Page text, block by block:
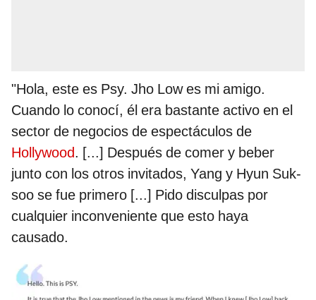
"Hola, este es Psy. Jho Low es mi amigo.
Cuando lo conocí, él era bastante activo en el
sector de negocios de espectáculos de
Hollywood. [...] Después de comer y beber
junto con los otros invitados, Yang y Hyun Suk-
soo se fue primero [...] Pido disculpas por
cualquier inconveniente que esto haya
causado.